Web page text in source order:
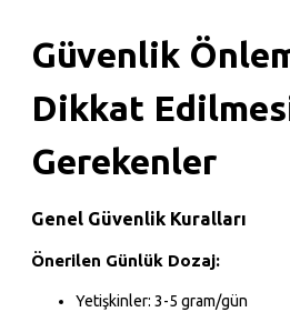
Güvenlik
Dikkat
Gerekenler
Genel Güvenlik Kuralları
Önerilen Günlük Dozaj:
Yetişkinler: 3-5 gram/gün